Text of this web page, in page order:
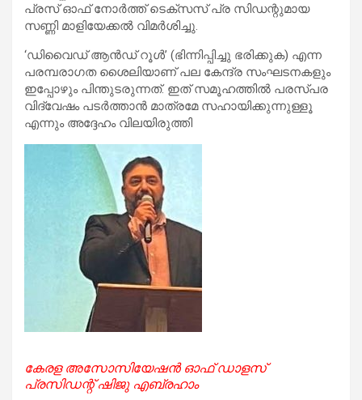
പ്രസ് ഓഫ് നോർത്ത് ടെക്സസ് പ്ര സിഡന്റുമായ
സണ്ണി മാളിയേക്കൽ വിമർശിച്ചു.
‘ഡിവൈഡ് ആൻഡ് റൂൾ’ (ഭിന്നിപ്പിച്ചു ഭരിക്കുക) എന്ന
പരമ്പരാഗത ശൈലിയാണ് പല കേന്ദ്ര സംഘടനകളും
ഇപ്പോഴും പിന്തുടരുന്നത്. ഇത് സമൂഹത്തിൽ പരസ്പര
വിദ്വേഷം പടർത്താൻ മാത്രമേ സഹായിക്കുന്നുള്ളൂ
എന്നും അദ്ദേഹം വിലയിരുത്തി
കേരള അസോസിയേഷൻ ഓഫ് ഡാളസ്
പ്രസിഡന്റ് ഷിജു എബ്രഹാം